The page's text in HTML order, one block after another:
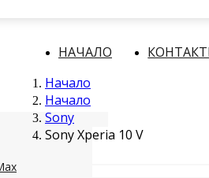
НАЧАЛО
Начало
Начало
Sony
Sony Xperia 10 V